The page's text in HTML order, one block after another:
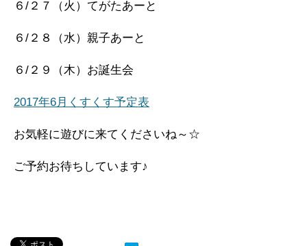
６/２７（火）てがたあーと
６/２８（水）親子あーと
６/２９（木）お誕生会
2017年6月くすくす予定表
お気軽に遊びに来てくださいね～☆
ご予約お待ちしています♪